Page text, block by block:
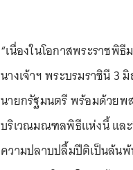
“เนื่องในโอกาสพระราชพิ
นางเจ้าฯ พระบรมราชินี 3
นายกรัฐมนตรี พร้อมด้วย
บริเวณมณฑลพิธีแห่งนี้ แล
ความปลาบปลื้มปีติเป็นล้น